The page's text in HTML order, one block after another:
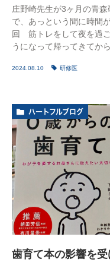
庄野崎先生が3ヶ月の青
で、あっという間に時間
回 筋トレをして夜を過
うになって帰ってきてか
2024.08.10 研修医
ハートフルブログ
歯育て本の影響を